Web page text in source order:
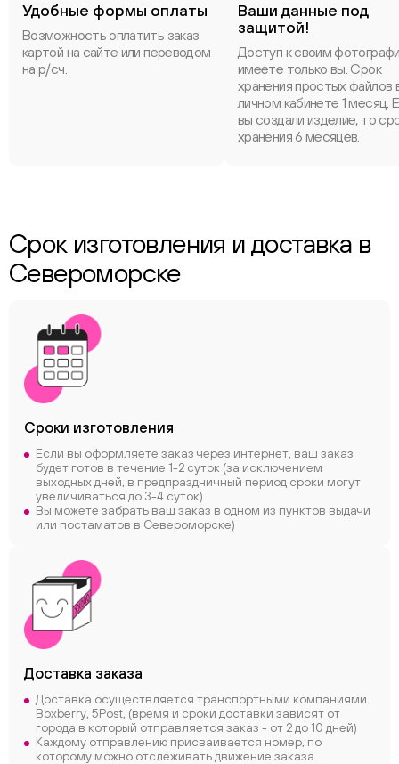
Удобные формы оплаты
Возможность оплатить заказ
картой на сайте или переводом
на р/сч.
Ваши данные под
защитой!
Доступ к своим
имеете только вы. Срок
хранения простых файлов
личном кабинете 1 месяц.
вы создали изделие, то
хранения 6 месяцев.
Срок изготовления и доставка в
Североморске
Сроки изготовления
Если вы оформляете заказ через интернет, ваш заказ
будет готов в течение 1-2 суток (за исключением
выходных дней, в предпраздничный период сроки могут
увеличиваться до 3-4 суток)
Вы можете забрать ваш заказ в одном из пунктов выдачи
или постаматов в Североморске)
Доставка заказа
Доставка осуществляется транспортными компаниями
Boxberry, 5Post, (время и сроки доставки зависят от
города в который отправляется заказ - от 2 до 10 дней)
Каждому отправлению присваивается номер, по
которому можно отслеживать движение заказа.